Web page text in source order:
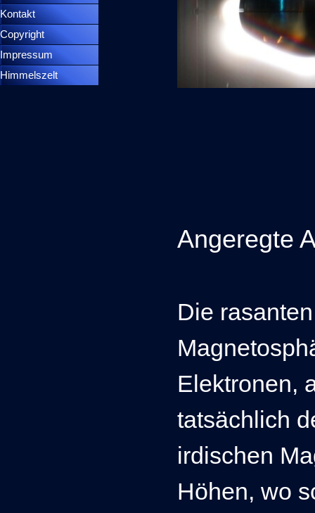
Kontakt
Copyright
Impressum
Himmelszelt
Angeregte
Die
Elektronen,
tatsächlich
irdischen
Höhen, wo